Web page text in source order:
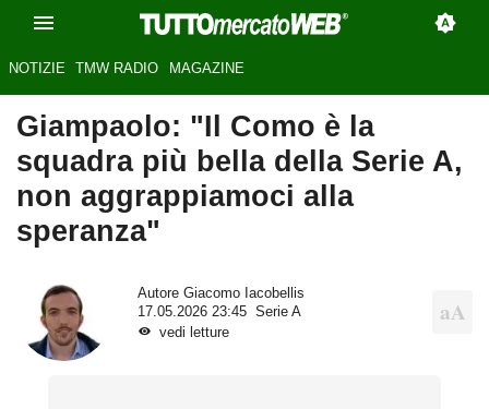
NOTIZIE TMW RADIO MAGAZINE
Giampaolo: "Il Como è la
squadra più bella della Serie A,
non aggrappiamoci alla
speranza"
Autore Giacomo Iacobellis
17.05.2026 23:45
Serie A
vedi letture